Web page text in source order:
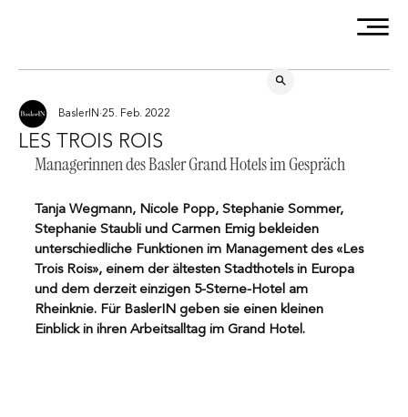
LES TROIS ROIS
BaslerIN 25. Feb. 2022
Managerinnen des Basler Grand Hotels im Gespräch
Tanja Wegmann, Nicole Popp, Stephanie Sommer,
Stephanie Staubli und Carmen Emig bekleiden
unterschiedliche Funktionen im Management des «Les
Trois Rois», einem der ältesten Stadthotels in Europa
und dem derzeit einzigen 5-Sterne-Hotel am
Rheinknie. Für BaslerIN geben sie einen kleinen
Einblick in ihren Arbeitsalltag im Grand Hotel.